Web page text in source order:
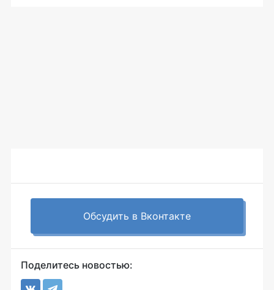
Обсудить в Вконтакте
Поделитесь новостью: